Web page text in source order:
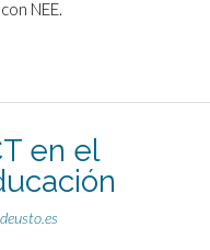
NEE.
en el